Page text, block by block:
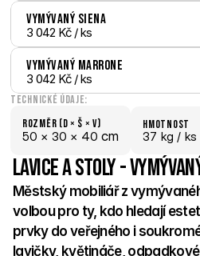
Vymývaný Siena
3 042 Kč / ks
Vymývaný Marrone
3 042 Kč / ks
Technické údaje:
Rozměr (D × š × V)
50 × 30 × 40 cm
hmotnost
37 kg / ks
Lavice a stoly -
Městský mobiliář z
volbou pro ty, kdo hledají
prvky do veřejného i
lavičky, květináče,